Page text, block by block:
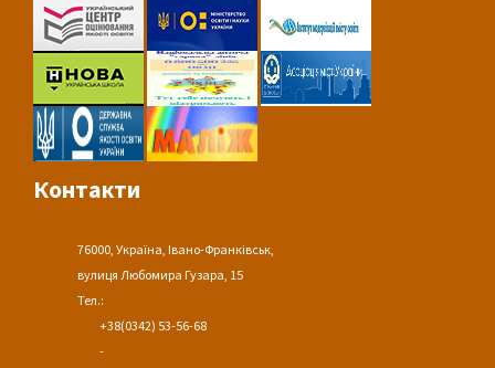
Контакти
76000, Україна, Івано-Франківськ,
вулиця Любомира Гузара, 15
Тел.:
+38(0342) 53-56-68
-